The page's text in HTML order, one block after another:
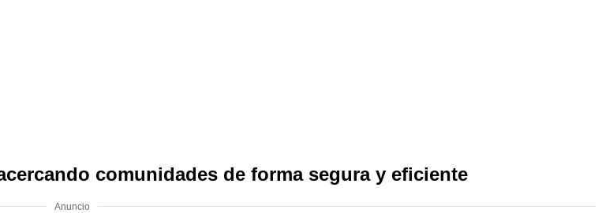
comunidades de forma segura y eficiente
Anuncio